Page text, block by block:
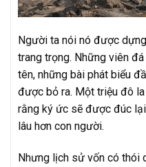
Người ta nói nó được
trang trọng. Những viên
tên, những bài phát biểu
được bỏ ra. Một triệu đô
rằng ký ức sẽ được đúc
lâu hơn con người.
Nhưng lịch sử vốn có thói